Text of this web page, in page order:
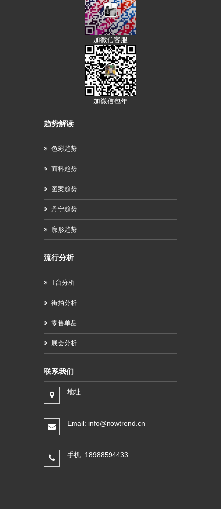
加微信客服
加微信包年
趋势解读
色彩趋势
面料趋势
图案趋势
丹宁趋势
廓形趋势
流行分析
T台分析
街拍分析
零售单品
展会分析
联系我们
地址:
Email: info@nowtrend.cn
手机: 18988594433